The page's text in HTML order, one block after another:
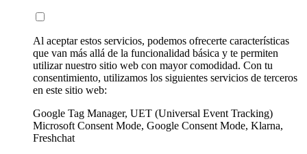
Al aceptar estos servicios, podemos ofrecerte características
que van más allá de la funcionalidad básica y te permiten
utilizar nuestro sitio web con mayor comodidad. Con tu
consentimiento, utilizamos los siguientes servicios de terceros
en este sitio web:
Google Tag Manager, UET (Universal Event Tracking)
Microsoft Consent Mode, Google Consent Mode, Klarna,
Freshchat